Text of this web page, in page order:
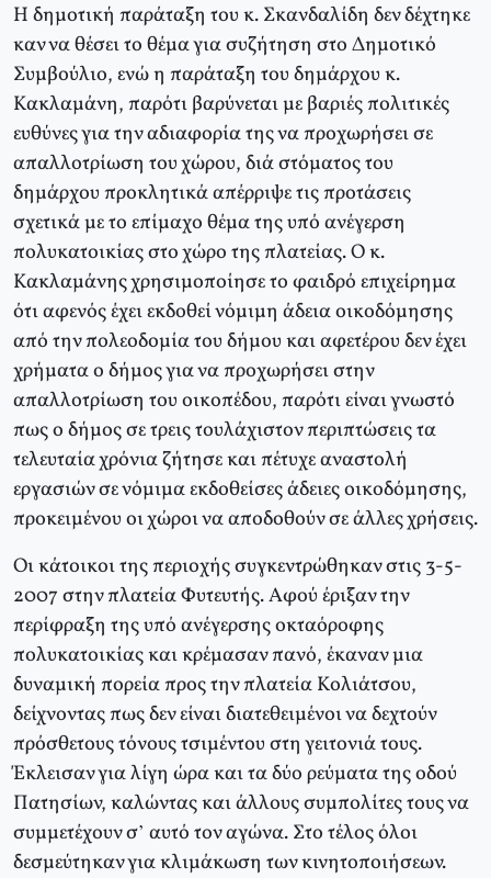
H δημοτική παράταξη του κ. Σκανδαλίδη δεν δέχτηκε
καν να θέσει το θέμα για συζήτηση στο Δημοτικό
Συμβούλιο, ενώ η παράταξη του δημάρχου κ.
Kακλαμάνη, παρότι βαρύνεται με βαριές πολιτικές
ευθύνες για την αδιαφορία της να προχωρήσει σε
απαλλοτρίωση του χώρου, διά στόματος του
δημάρχου προκλητικά απέρριψε τις προτάσεις
σχετικά με το επίμαχο θέμα της υπό ανέγερση
πολυκατοικίας στο χώρο της πλατείας. O κ.
Kακλαμάνης χρησιμοποίησε το φαιδρό επιχείρημα
ότι αφενός έχει εκδοθεί νόμιμη άδεια οικοδόμησης
από την πολεοδομία του δήμου και αφετέρου δεν έχει
χρήματα ο δήμος για να προχωρήσει στην
απαλλοτρίωση του οικοπέδου, παρότι είναι γνωστό
πως ο δήμος σε τρεις τουλάχιστον περιπτώσεις τα
τελευταία χρόνια ζήτησε και πέτυχε αναστολή
εργασιών σε νόμιμα εκδοθείσες άδειες οικοδόμησης,
προκειμένου οι χώροι να αποδοθούν σε άλλες χρήσεις.
Oι κάτοικοι της περιοχής συγκεντρώθηκαν στις 3-5-
2007 στην πλατεία Φυτευτής. Aφού έριξαν την
περίφραξη της υπό ανέγερσης οκταόροφης
πολυκατοικίας και κρέμασαν πανό, έκαναν μια
δυναμική πορεία προς την πλατεία Kολιάτσου,
δείχνοντας πως δεν είναι διατεθειμένοι να δεχτούν
πρόσθετους τόνους τσιμέντου στη γειτονιά τους.
Έκλεισαν για λίγη ώρα και τα δύο ρεύματα της οδού
Πατησίων, καλώντας και άλλους συμπολίτες τους να
συμμετέχουν σ’ αυτό τον αγώνα. Στο τέλος όλοι
δεσμεύτηκαν για κλιμάκωση των κινητοποιήσεων.